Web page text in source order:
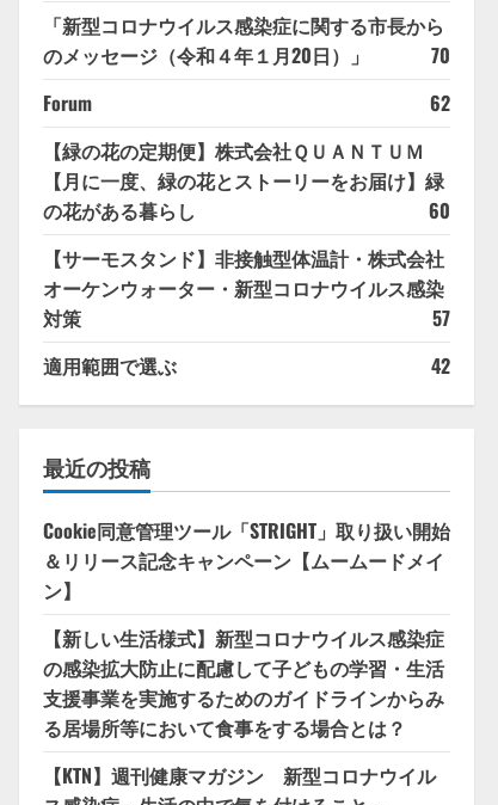
「新型コロナウイルス感染症に関する市長から
のメッセージ（令和４年１月20日）」
70
Forum
62
【緑の花の定期便】株式会社ＱＵＡＮＴＵＭ
【月に一度、緑の花とストーリーをお届け】緑
の花がある暮らし
60
【サーモスタンド】非接触型体温計・株式会社
オーケンウォーター・新型コロナウイルス感染
対策
57
適用範囲で選ぶ
42
最近の投稿
Cookie同意管理ツール「STRIGHT」取り扱い開始
＆リリース記念キャンペーン【ムームードメイ
ン】
【新しい生活様式】新型コロナウイルス感染症
の感染拡大防止に配慮して子どもの学習・生活
支援事業を実施するためのガイドラインからみ
る居場所等において食事をする場合とは？
【KTN】週刊健康マガジン 新型コロナウイル